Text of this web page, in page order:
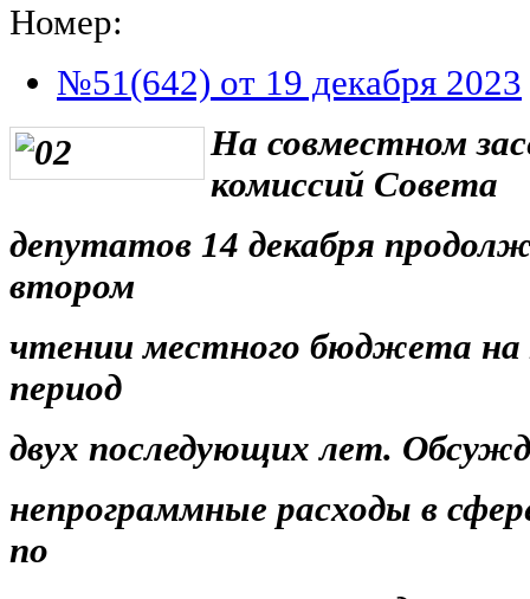
Номер:
№51(642) от 19 декабря 2023
На совместном
комиссий Совета
депутатов 14 декабря
втором
чтении местного бюджета на
период
двух последующих лет.
непрограммные расходы в
по